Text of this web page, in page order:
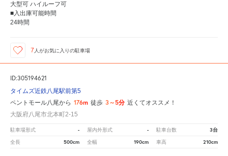
大型可 ハイルーフ可
■入出庫可能時間
24時間
7 人がお気に入りの駐車場
ID:305194621
タイムズ近鉄八尾駅前第5
ペントモール八尾から 176m 徒歩 3～5分 近くてオススメ！
大阪府八尾市北本町2-15
駐車場形式 - 屋内外形式 - 駐車台数 3台
全長 500cm 全幅 190cm 車高 210cm